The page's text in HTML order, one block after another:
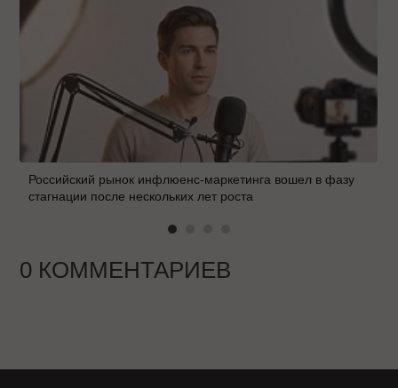
Российский рынок инфлюенс-маркетинга вошел в фазу
стагнации после нескольких лет роста
0 КОММЕНТАРИЕВ